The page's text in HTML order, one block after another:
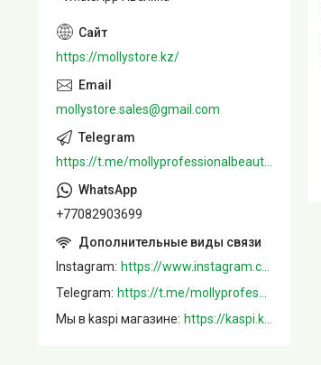
https://mollystore.kz/
mollystore.sales@gmail.com
+77082903699
Instagram
Telegram
Мы в kaspi магазине